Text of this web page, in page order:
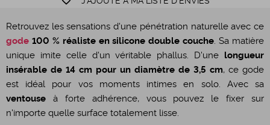
Retrouvez les sensations d'une pénétration naturelle avec ce
gode 100 % réaliste en silicone double couche. Sa matière
unique imite celle d'un véritable phallus. D'une longueur
insérable de 14 cm pour un diamètre de 3,5 cm, ce gode
est idéal pour vos moments intimes en solo. Avec sa
ventouse à forte adhérence, vous pouvez le fixer sur
n'importe quelle surface totalement lisse.